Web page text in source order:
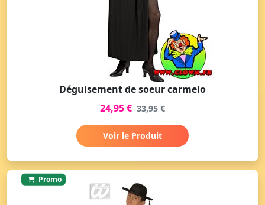
Déguisement de soeur carmelo
24,95 € 33,95 €
Voir le Produit
Promo